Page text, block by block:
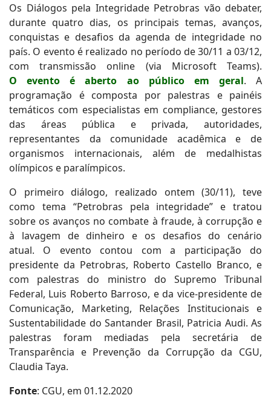
Os Diálogos pela Integridade Petrobras vão debater,
durante quatro dias, os principais temas, avanços,
conquistas e desafios da agenda de integridade no
país. O evento é realizado no período de 30/11 a 03/12,
com transmissão online (via Microsoft Teams).
O evento é aberto ao público em geral. A
programação é composta por palestras e painéis
temáticos com especialistas em compliance, gestores
das áreas pública e privada, autoridades,
representantes da comunidade acadêmica e de
organismos internacionais, além de medalhistas
olímpicos e paralímpicos.
O primeiro diálogo, realizado ontem (30/11), teve
como tema “Petrobras pela integridade” e tratou
sobre os avanços no combate à fraude, à corrupção e
à lavagem de dinheiro e os desafios do cenário
atual. O evento contou com a participação do
presidente da Petrobras, Roberto Castello Branco, e
com palestras do ministro do Supremo Tribunal
Federal, Luis Roberto Barroso, e da vice-presidente de
Comunicação, Marketing, Relações Institucionais e
Sustentabilidade do Santander Brasil, Patricia Audi. As
palestras foram mediadas pela secretária de
Transparência e Prevenção da Corrupção da CGU,
Claudia Taya.
Fonte: CGU, em 01.12.2020